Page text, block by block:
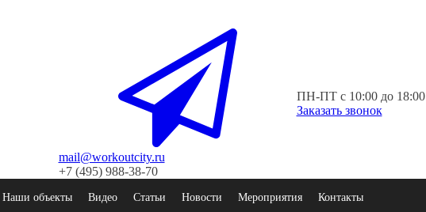
mail@workoutcity.ru
+7 (495) 988-38-70
ПН-ПТ с 10:00 до 18:00
Заказать звонок
Наши объекты Видео Статьи Новости Мероприятия Контакты